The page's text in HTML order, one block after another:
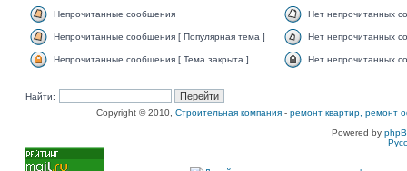
Непрочитанные сообщения Нет непрочитанных
Непрочитанные сообщения [ Популярная тема ] Нет непрочитанных
Непрочитанные сообщения [ Тема закрыта ] Нет непрочитанных
Найти:
Copyright © 2010, Строительная компания - ремонт квартир, ремонт
Powered by